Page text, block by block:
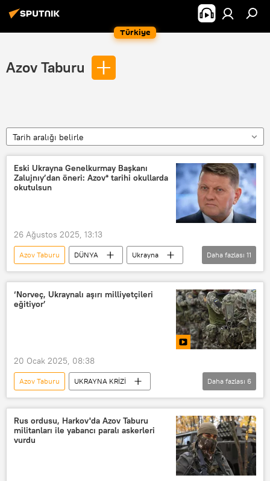
Türkiye
Azov Taburu
Tarih aralığı belirle
Eski Ukrayna Genelkurmay Başkanı
Zalujnıy’dan öneri: Azov* tarihi okullarda
okutulsun
26 Ağustos 2025, 13:13
Azov Taburu DÜNYA
Ukrayna
Valeriy Zalujnıy
Azov
müfredat
Okul
Andrey Yermak
Haberler
Daha fazlası 11
‘Norveç, Ukraynalı aşırı milliyetçileri
eğitiyor’
20 Ocak 2025, 08:38
Azov Taburu
UKRAYNA KRİZİ
Ukrayna
Ukrayna ordusu
Norveç
Rusya Soruşturma Komitesi
Sağ Sektör
VİDEO
Daha fazlası 6
Rus ordusu, Harkov'da Azov Taburu
militanları ile yabancı paralı askerleri
vurdu